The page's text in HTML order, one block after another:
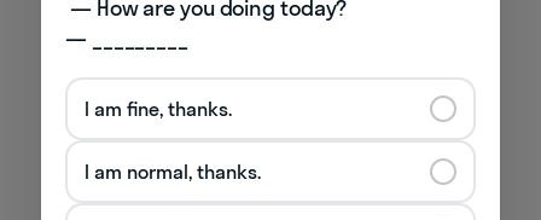
— _________
I am fine, thanks.
I am normal, thanks.